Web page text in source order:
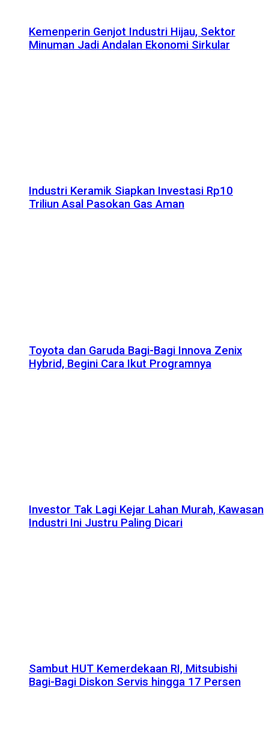
Kemenperin Genjot Industri Hijau, Sektor
Minuman Jadi Andalan Ekonomi Sirkular
Industri Keramik Siapkan Investasi Rp10
Triliun Asal Pasokan Gas Aman
Toyota dan Garuda Bagi-Bagi Innova Zenix
Hybrid, Begini Cara Ikut Programnya
Investor Tak Lagi Kejar Lahan Murah, Kawasan
Industri Ini Justru Paling Dicari
Sambut HUT Kemerdekaan RI, Mitsubishi
Bagi-Bagi Diskon Servis hingga 17 Persen